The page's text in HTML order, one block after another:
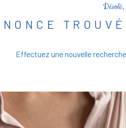
Désolé,
Effectuez une nouvelle